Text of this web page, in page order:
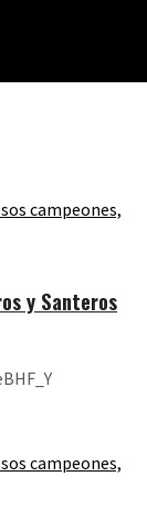
y Santeros